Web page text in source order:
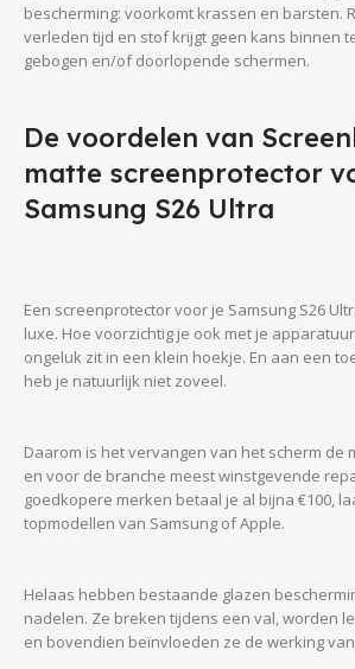
bescherming: voorkomt krassen en barsten.
verleden tijd en stof krijgt geen kans binnen
gebogen en/of doorlopende schermen.
De voordelen van
matte screenprotector
Samsung S26 Ultra
Een screenprotector voor je Samsung S26
luxe. Hoe voorzichtig je ook met je
ongeluk zit in een klein hoekje. En aan een
heb je natuurlijk niet zoveel.
Daarom is het vervangen van het scherm de
en voor de branche meest winstgevende
goedkopere merken betaal je al bijna €100,
topmodellen van Samsung of Apple.
Helaas hebben bestaande glazen
nadelen. Ze breken tijdens een val, worden
en bovendien beïnvloeden ze de werking